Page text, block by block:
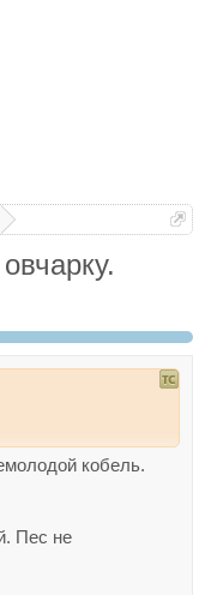
кобель.
Пес не